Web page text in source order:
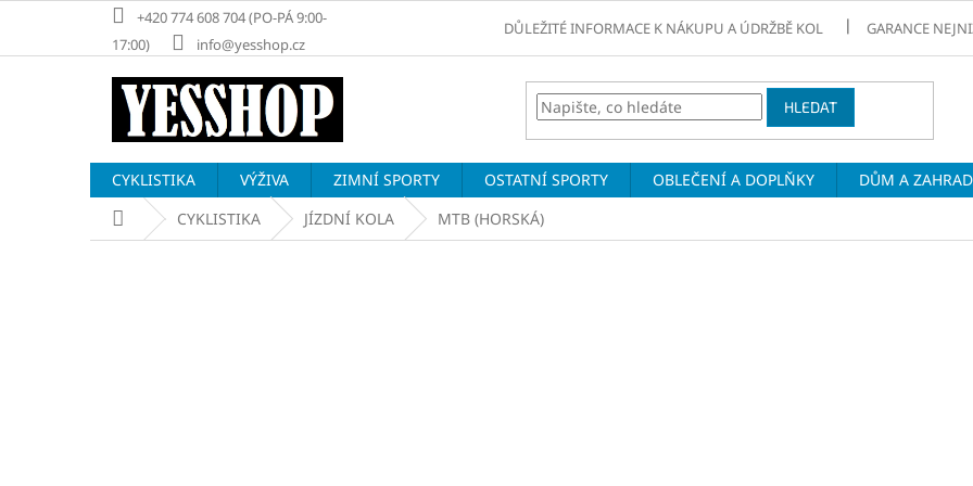
obsah
+420 774 608 704 (PO-PÁ 9:00-
17:00)
info@yesshop.cz
DŮLEŽITÉ INFORMACE K NÁKUPU A ÚDRŽBĚ KOL GARANCE
HLEDAT
CYKLISTIKA VÝŽIVA ZIMNÍ SPORTY OSTATNÍ SPORTY OBLEČENÍ A DOPLŇKY DŮM A
Domů CYKLISTIKA JÍZDNÍ KOLA MTB (HORSKÁ)